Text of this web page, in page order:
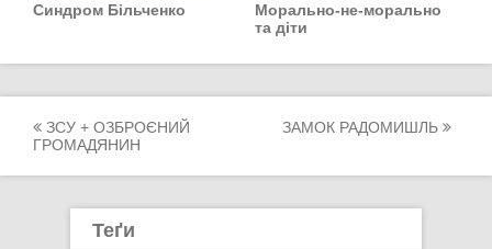
Синдром Більченко
Морально-не-морально
та діти
Post
navigation
ЗСУ + ОЗБРОЄНИЙ
ГРОМАДЯНИН
ЗАМОК РАДОМИШЛЬ
Теґи